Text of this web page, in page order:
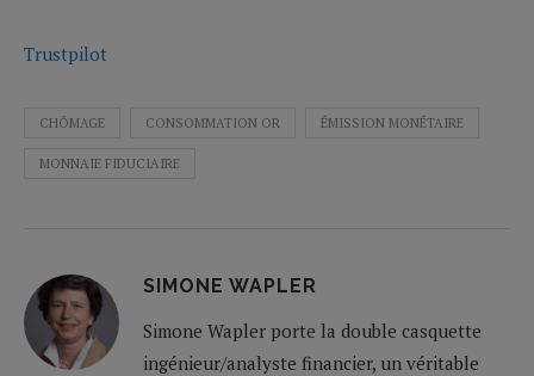
Trustpilot
CHÔMAGE CONSOMMATION OR ÉMISSION MONÉTAIRE
MONNAIE FIDUCIAIRE
SIMONE WAPLER
Simone Wapler porte la double casquette
ingénieur/analyste financier, un véritable